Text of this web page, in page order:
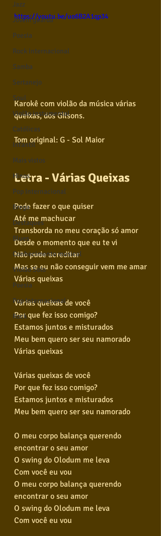
Jazz
Jovem guarda
Poesia
Rock internacional
Samba
Sertanejo
Soul
Violão instumental
Católicas
Infantil
Mais vistos
Hinos
Pop Internacional
Brega
Destaques
Blues
Conhecimento musical
Violão Solo
Poesia
Pop Internacional
Rock
https://youtu.be/uo6B2A1qp34
Karokê com violão da música várias
queixas, dos Gilsons.
Tom original: G - Sol Maior
Letra - Várias Queixas
Pode fazer o que quiser
Até me machucar
Transborda no meu coração só amor
Desde o momento que eu te vi
Não pude acreditar
Mas se eu não conseguir vem me amar
Várias queixas
Várias queixas de você
Por que fez isso comigo?
Estamos juntos e misturados
Meu bem quero ser seu namorado
Várias queixas
Várias queixas de você
Por que fez isso comigo?
Estamos juntos e misturados
Meu bem quero ser seu namorado
O meu corpo balança querendo
encontrar o seu amor
O swing do Olodum me leva
Com você eu vou
O meu corpo balança querendo
encontrar o seu amor
O swing do Olodum me leva
Com você eu vou